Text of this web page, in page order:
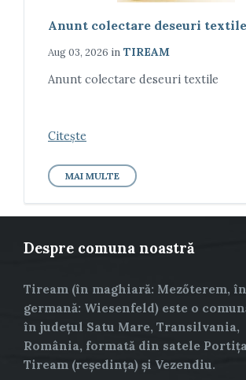
Anunt colectare deseuri textile
Aug 03, 2026 in TIREAM
Anunt colectare deseuri textile
Citește
MAI MULTE
Despre comuna noastră
Tiream (în maghiară: Mezőterem, în
germană: Wiesenfeld) este o
în județul Satu Mare, Transilvania,
România, formată din satele
Tiream (reședința) și Vezendiu.